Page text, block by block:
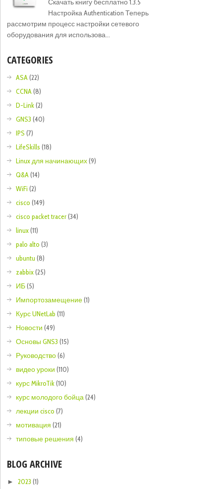
Скачать книгу бесплатно 1.3.5
Настройка Authentication Теперь
рассмотрим процесс настройки сетевого
оборудования для использова...
CATEGORIES
ASA(22)
CCNA(8)
D-Link(2)
GNS3 (40)
IPS (7)
LifeSkills (18)
Linux для начинающих(9)
Q&A(14)
WiFi (2)
cisco (149)
cisco packet tracer(34)
linux(11)
palo alto (3)
ubuntu (8)
zabbix(25)
ИБ(5)
Импортозамещение(1)
Курс UNetLab (11)
Новости (49)
Основы GNS3 (15)
Руководство(6)
видео уроки (110)
курс MikroTik(10)
курс молодого бойца(24)
лекции cisco (7)
мотивация (21)
типовые решения (4)
BLOG ARCHIVE
►2023(1)